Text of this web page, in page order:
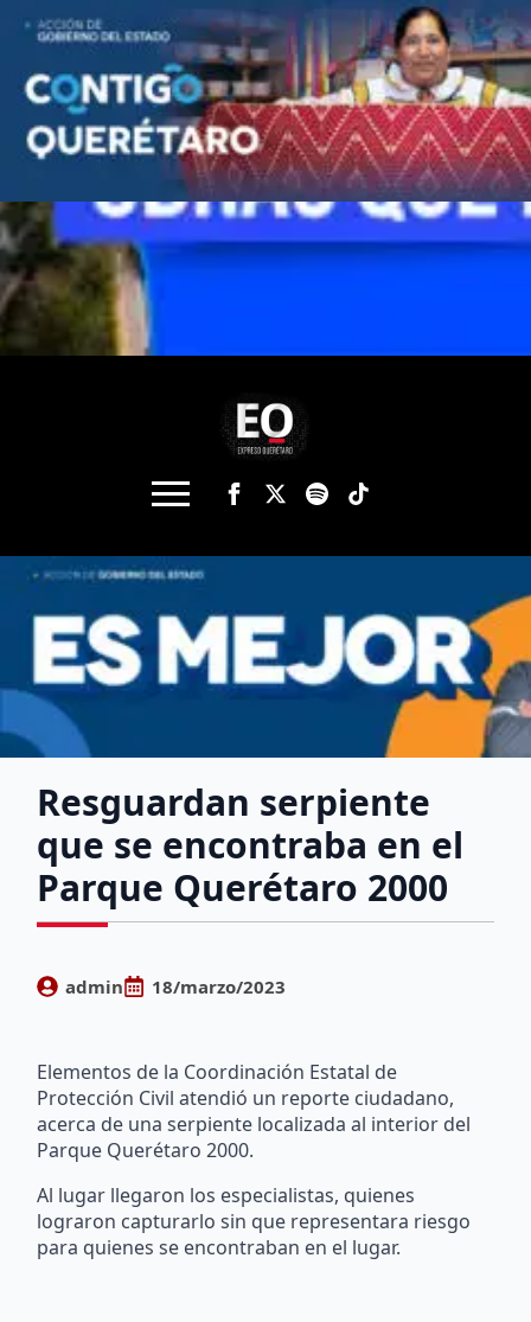
Resguardan serpiente
que se encontraba en el
Parque Querétaro 2000
admin 18/marzo/2023
Elementos de la Coordinación Estatal de
Protección Civil atendió un reporte ciudadano,
acerca de una serpiente localizada al interior del
Parque Querétaro 2000.
Al lugar llegaron los especialistas, quienes
lograron capturarlo sin que representara riesgo
para quienes se encontraban en el lugar.